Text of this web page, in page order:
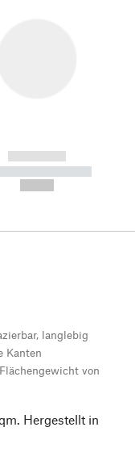
------------
-----------
langlebig
Kanten
von
Hergestellt in